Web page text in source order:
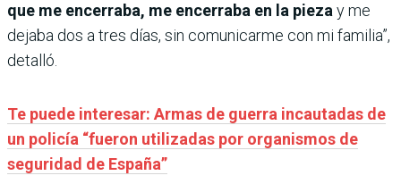
que me encerraba, me encerraba en la pieza y me
dejaba dos a tres días, sin comunicarme con mi familia”,
detalló.
Te puede interesar: Armas de guerra incautadas de
un policía “fueron utilizadas por organismos de
seguridad de España”